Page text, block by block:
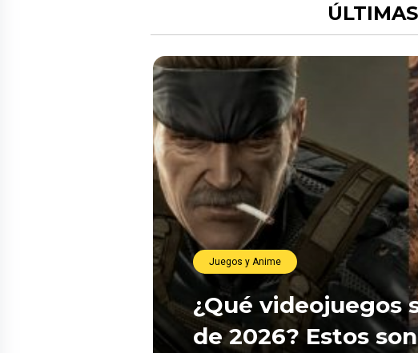
Juegos y Anime
¿Qué videojuegos
de 2026? Estos